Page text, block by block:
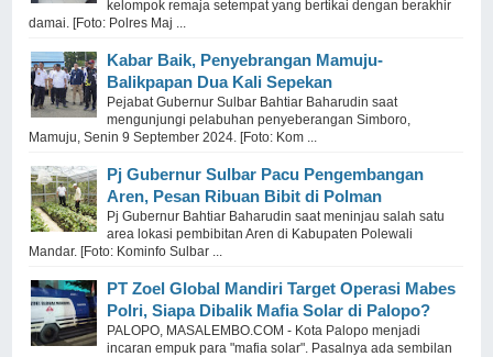
kelompok remaja setempat yang bertikai dengan berakhir
damai. [Foto: Polres Maj ...
Kabar Baik, Penyebrangan Mamuju-
Balikpapan Dua Kali Sepekan
Pejabat Gubernur Sulbar Bahtiar Baharudin saat
mengunjungi pelabuhan penyeberangan Simboro,
Mamuju, Senin 9 September 2024. [Foto: Kom ...
Pj Gubernur Sulbar Pacu Pengembangan
Aren, Pesan Ribuan Bibit di Polman
Pj Gubernur Bahtiar Baharudin saat meninjau salah satu
area lokasi pembibitan Aren di Kabupaten Polewali
Mandar. [Foto: Kominfo Sulbar ...
PT Zoel Global Mandiri Target Operasi Mabes
Polri, Siapa Dibalik Mafia Solar di Palopo?
PALOPO, MASALEMBO.COM - Kota Palopo menjadi
incaran empuk para "mafia solar". Pasalnya ada sembilan